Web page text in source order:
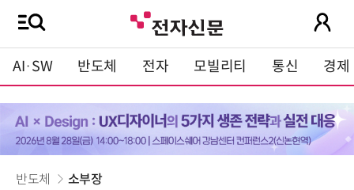
AI·SW 반도체 전자 모빌리티 통신 경제
반도체 소부장